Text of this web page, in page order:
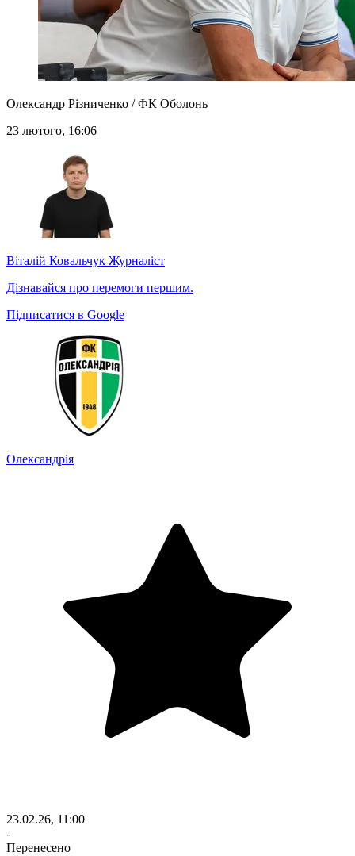
Олександр Різниченко / ФК Оболонь
23 лютого, 16:06
Віталій Ковальчук Журналіст
Дізнавайся про перемоги першим.
Підписатися в Google
Олександрія
23.02.26, 11:00
-
Перенесено